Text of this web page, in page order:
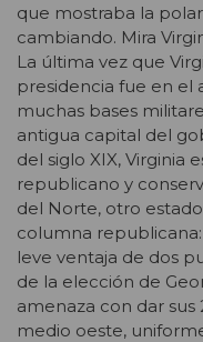
que mostraba la
cambiando. Mira
La última vez que
presidencia fue en el
muchas bases
antigua capital del
del siglo XIX, Virginia
republicano y
del Norte, otro
columna
leve ventaja de dos
de la elección de
amenaza con dar sus
medio oeste,